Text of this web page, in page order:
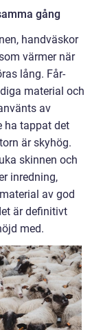
gång
handväskor
värmer när
lång. Får-
material och
av
ha tappat det
är skyhög.
skinnen och
inredning,
av god
är definitivt
med.